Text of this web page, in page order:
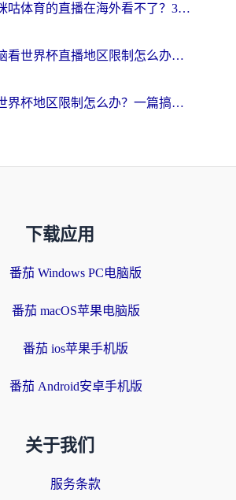
为什么咪咕体育的直播在海外看不了？3步解决海外看世界杯+抖音地区限制难题
海外电脑看世界杯直播地区限制怎么办？你需要一个聪明的加速器
海外看世界杯地区限制怎么办？一篇搞定咪咕视频播放+国内资源无缝访问指南
下载应用
番茄 Windows PC电脑版
番茄 macOS苹果电脑版
番茄 ios苹果手机版
番茄 Android安卓手机版
关于我们
服务条款